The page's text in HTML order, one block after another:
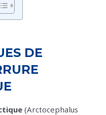
DE
(Arctocephalus